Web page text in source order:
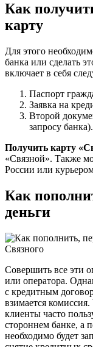
Как
карту
Для этого
банка или сделать
включает в себя
Паспорт
Заявка на
Второй
запросу банка).
Получить карту
«Связной». Также
России или
Как
деньги
Совершить все эти
или оператора.
с кредитным
взимается
клиенты часто
стороннем банке, а
необходимо будет